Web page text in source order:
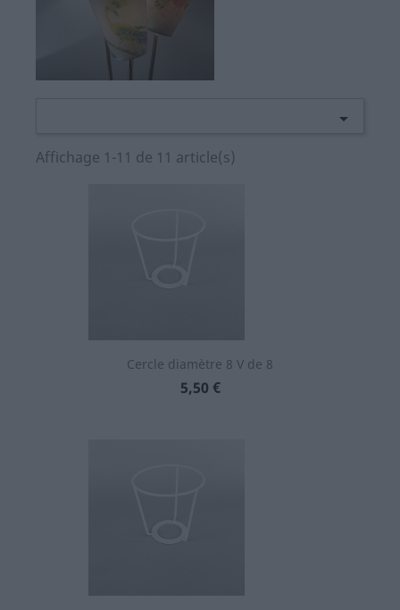

Affichage 1-11 de 11 article(s)
Cercle diamètre 8 V de 8
Prix
5,50 €